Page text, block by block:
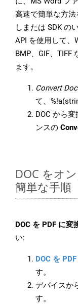
高速で簡単な方法
しまたは SDK の
API を使用して、
BMP、GIF、TIFF
ます。
Convert
て、
DOC から
ンスの
DOC をオ
簡単な手順
DOC を PDF に変
い:
DOC を
す。
デバイスか
す。